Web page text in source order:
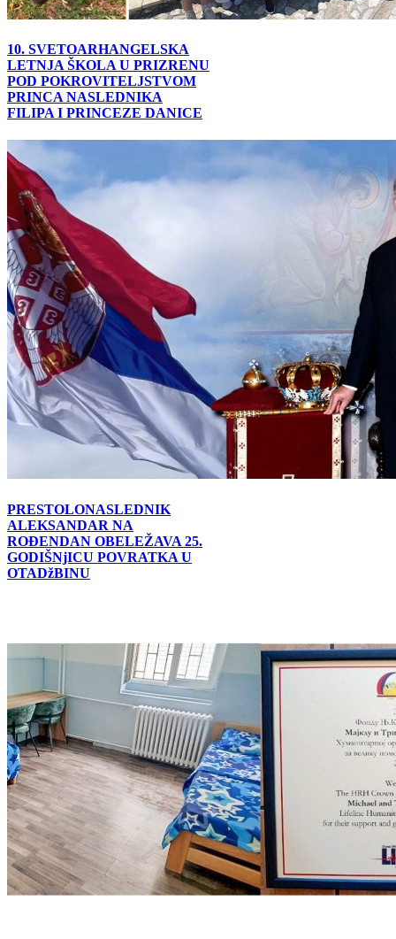
10. SVETOARHANGELSKA
LETNJA ŠKOLA U PRIZRENU
POD POKROVITELJSTVOM
PRINCA NASLEDNIKA
FILIPA I PRINCEZE DANICE
PRESTOLONASLEDNIK
ALEKSANDAR NA
ROĐENDAN OBELEŽAVA 25.
GODIŠNjICU POVRATKA U
OTADžBINU